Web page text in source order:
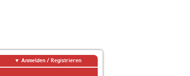
Anmelden / Registrieren